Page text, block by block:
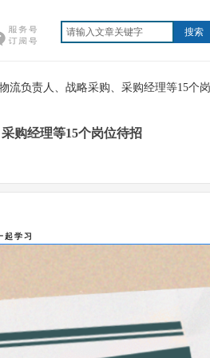
搜索
流负责人、战略采购、采购经理等15个
购经理等15个岗位待招
起学习